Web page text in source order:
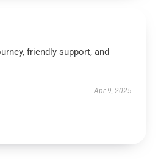
friendly support, and
Apr 9, 2025